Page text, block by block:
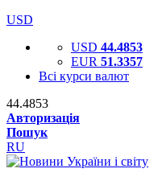
USD
USD 44.4853
EUR 51.3357
Всі курси валют
44.4853
Авторизація
Пошук
RU